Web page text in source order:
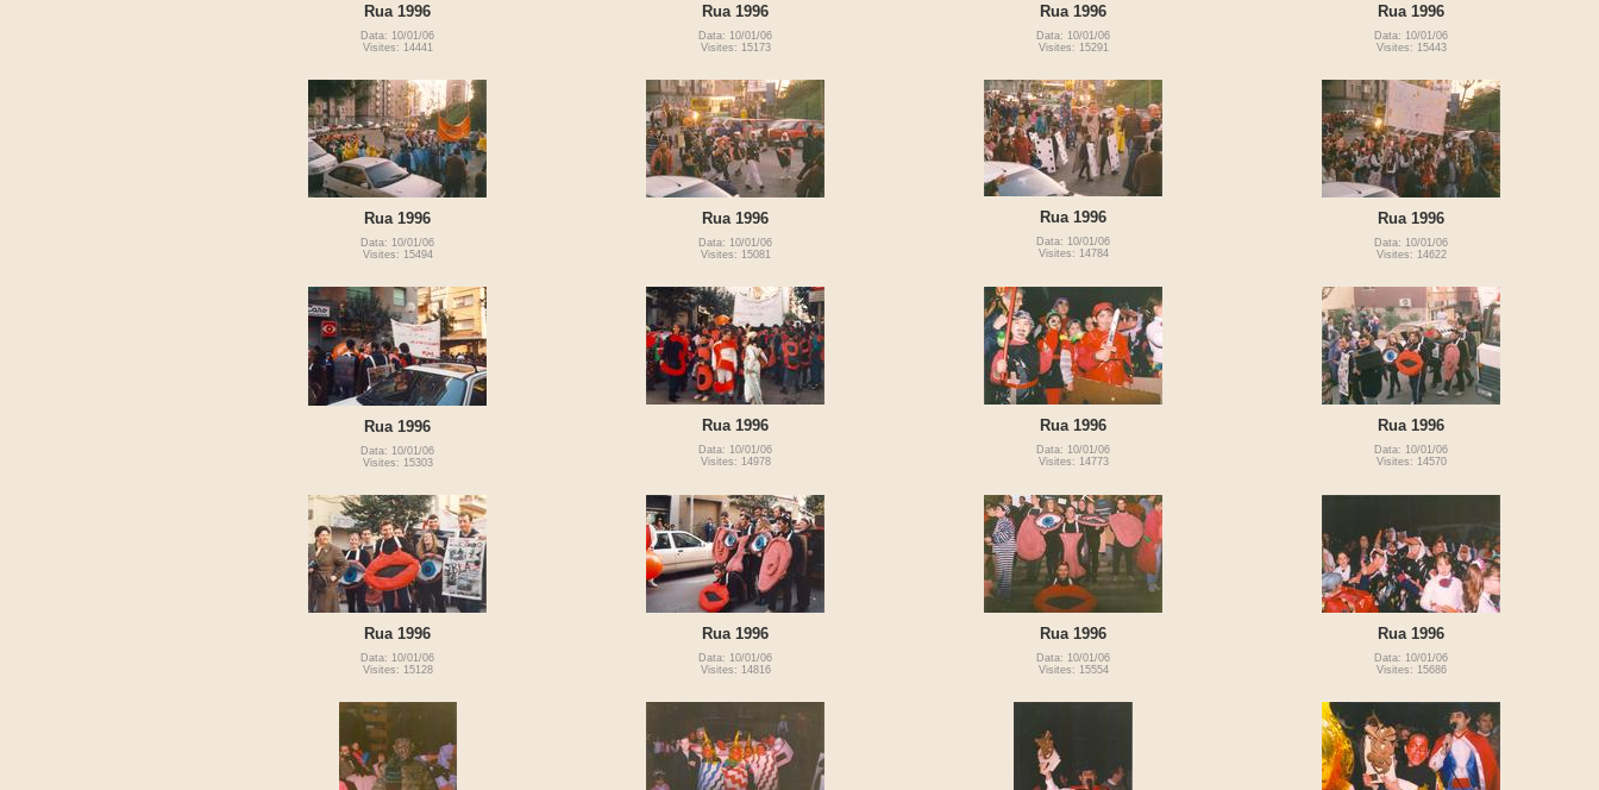
Rua 1996
Data: 10/01/06
Visites: 14441
Rua 1996
Data: 10/01/06
Visites: 15173
Rua 1996
Data: 10/01/06
Visites: 15291
Rua 1996
Data: 10/01/06
Visites: 15443
Rua 1996
Data: 10/01/06
Visites: 15494
Rua 1996
Data: 10/01/06
Visites: 15081
Rua 1996
Data: 10/01/06
Visites: 14784
Rua 1996
Data: 10/01/06
Visites: 14622
Rua 1996
Data: 10/01/06
Visites: 15303
Rua 1996
Data: 10/01/06
Visites: 14978
Rua 1996
Data: 10/01/06
Visites: 14773
Rua 1996
Data: 10/01/06
Visites: 14570
Rua 1996
Data: 10/01/06
Visites: 15128
Rua 1996
Data: 10/01/06
Visites: 14816
Rua 1996
Data: 10/01/06
Visites: 15554
Rua 1996
Data: 10/01/06
Visites: 15686